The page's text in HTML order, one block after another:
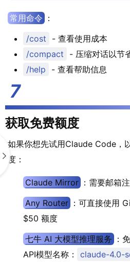
常用命令 ：
/cost
- 查看使用成本
/compact
- 压缩对话以节
/help
- 查看帮助信息
获取免费额度
如果你想先试用Claude Code，
度：
Claude Mirror ：需要邮箱
Any Router ：可直接使用
$50 额度
七牛 AI 大模型推理服务 ：
API模型名称：
claude-4.0-